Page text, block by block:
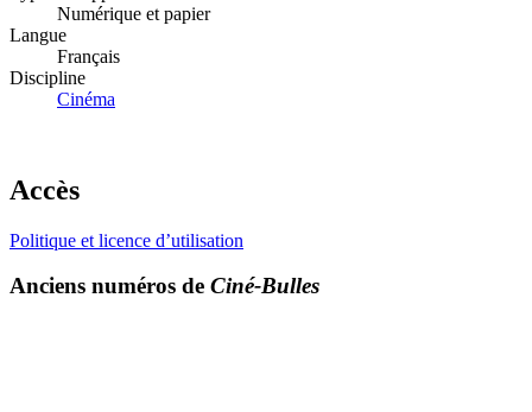
Numérique et papier
Langue
Français
Discipline
Cinéma
Accès
Politique et licence d’utilisation
Anciens numéros de Ciné-Bulles